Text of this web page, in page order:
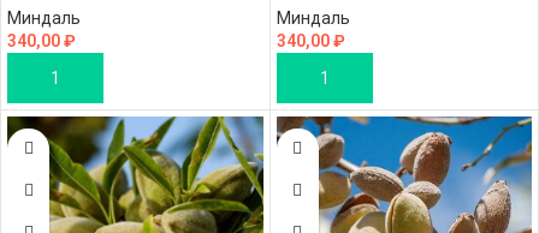
Миндаль
340,00₽
В КОРЗИНУ
Миндаль
340,00₽
В КОРЗИНУ